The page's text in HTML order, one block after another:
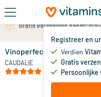
Ga naar de hoofdinhoud
Registreer en
Verdien
Gratis
Persoonlijke
Vinoperfect Nachtcrème
CAUDALIE